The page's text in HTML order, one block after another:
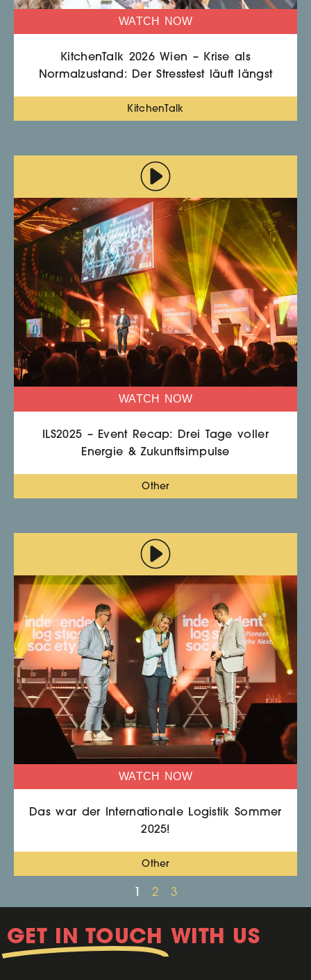
WATCH NOW
KitchenTalk 2026 Wien – Krise als
Normalzustand: Der Stresstest läuft längst
KitchenTalk
WATCH NOW
ILS2025 – Event Recap: Drei Tage voller
Energie & Zukunftsimpulse
Other
WATCH NOW
Das war der Internationale Logistik Sommer
2025!
Other
1 2 3
GET IN TOUCH WITH US